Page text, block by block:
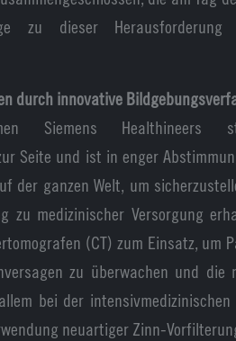
zu dieser Herausforderung
durch innovative
Siemens Healthineers
Seite und ist in enger
der ganzen Welt, um
zu medizinischer Versorgung
(CT) zum Einsatz, um
zu überwachen und die
bei der intensivmedizinischen
neuartiger Zinn-